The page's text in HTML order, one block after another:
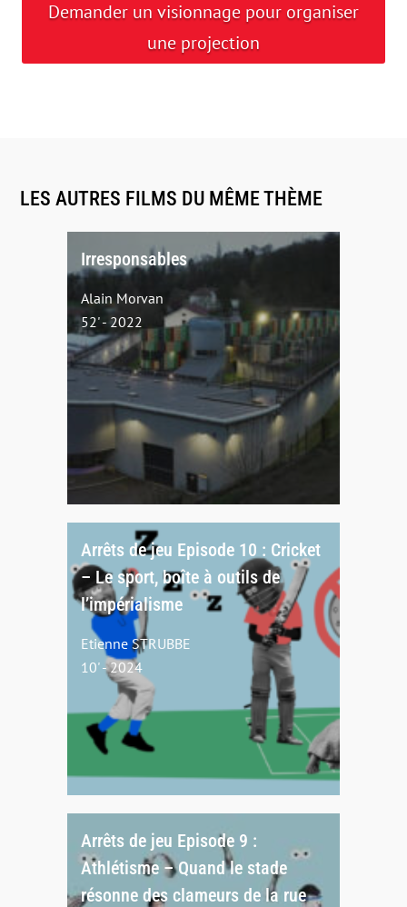
Demander un visionnage pour organiser
une projection
LES AUTRES FILMS DU MÊME THÈME
Irresponsables
Alain Morvan
52' - 2022
Arrêts de jeu Episode 10 : Cricket
– Le sport, boîte à outils de
l’impérialisme
Etienne STRUBBE
10' - 2024
Arrêts de jeu Episode 9 :
Athlétisme – Quand le stade
résonne des clameurs de la rue